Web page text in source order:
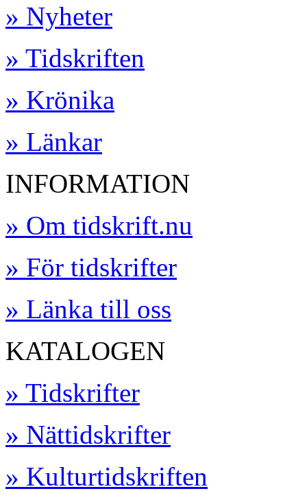
» Nyheter
» Tidskriften
» Krönika
» Länkar
INFORMATION
» Om tidskrift.nu
» För tidskrifter
» Länka till oss
KATALOGEN
» Tidskrifter
» Nättidskrifter
» Kulturtidskriften